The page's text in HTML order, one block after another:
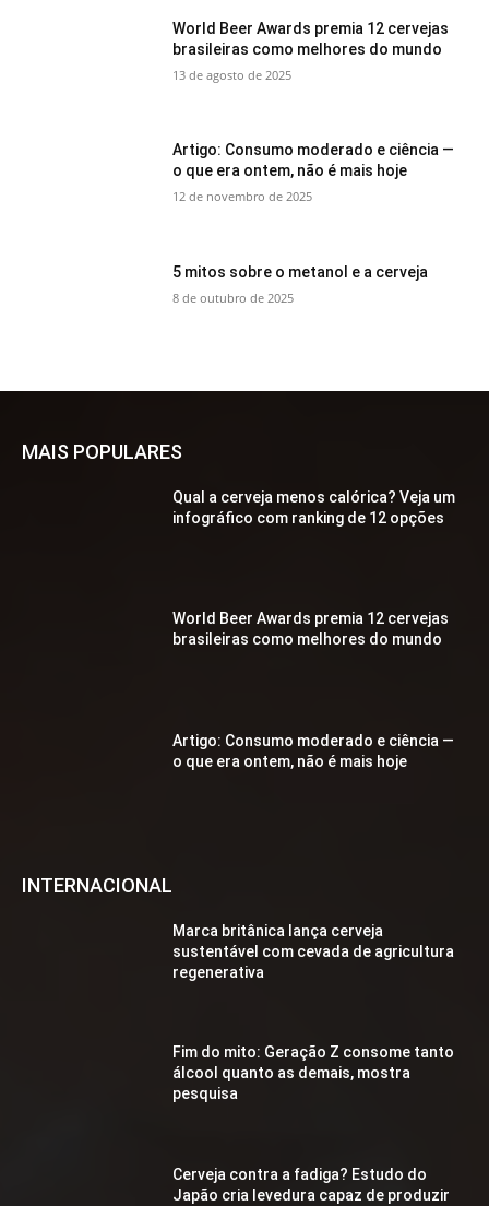
World Beer Awards premia 12 cervejas
brasileiras como melhores do mundo
13 de agosto de 2025
Artigo: Consumo moderado e ciência —
o que era ontem, não é mais hoje
12 de novembro de 2025
5 mitos sobre o metanol e a cerveja
8 de outubro de 2025
MAIS POPULARES
Qual a cerveja menos calórica? Veja um
infográfico com ranking de 12 opções
World Beer Awards premia 12 cervejas
brasileiras como melhores do mundo
Artigo: Consumo moderado e ciência —
o que era ontem, não é mais hoje
INTERNACIONAL
Marca britânica lança cerveja
sustentável com cevada de agricultura
regenerativa
Fim do mito: Geração Z consome tanto
álcool quanto as demais, mostra
pesquisa
Cerveja contra a fadiga? Estudo do
Japão cria levedura capaz de produzir